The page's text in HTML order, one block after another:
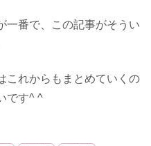
一番で、この記事がそうい
これからもまとめていくの
です^ ^